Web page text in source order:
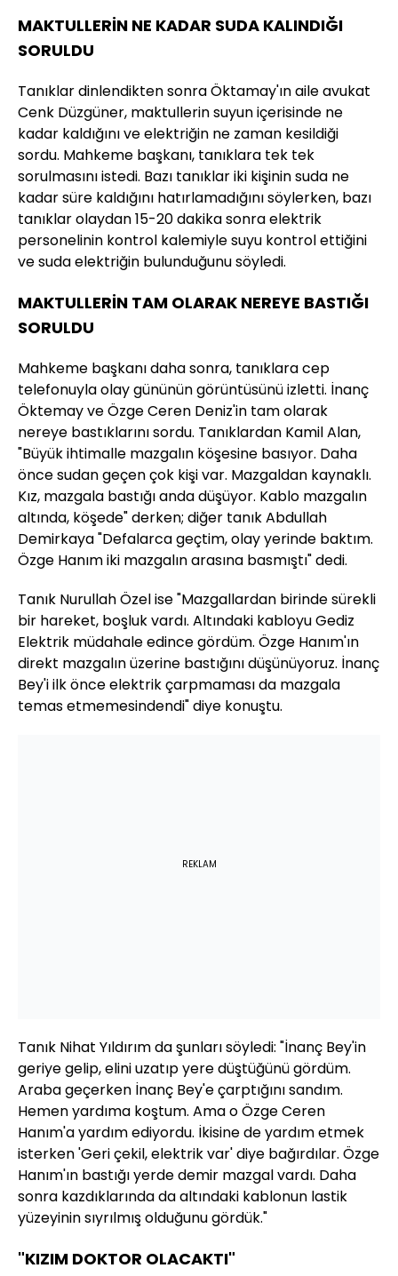
MAKTULLERİN NE KADAR SUDA KALINDIĞI
SORULDU
Tanıklar dinlendikten sonra Öktamay'ın aile avukat
Cenk Düzgüner, maktullerin suyun içerisinde ne
kadar kaldığını ve elektriğin ne zaman kesildiği
sordu. Mahkeme başkanı, tanıklara tek tek
sorulmasını istedi. Bazı tanıklar iki kişinin suda ne
kadar süre kaldığını hatırlamadığını söylerken, bazı
tanıklar olaydan 15-20 dakika sonra elektrik
personelinin kontrol kalemiyle suyu kontrol ettiğini
ve suda elektriğin bulunduğunu söyledi.
MAKTULLERİN TAM OLARAK NEREYE BASTIĞI
SORULDU
Mahkeme başkanı daha sonra, tanıklara cep
telefonuyla olay gününün görüntüsünü izletti. İnanç
Öktemay ve Özge Ceren Deniz'in tam olarak
nereye bastıklarını sordu. Tanıklardan Kamil Alan,
"Büyük ihtimalle mazgalın köşesine basıyor. Daha
önce sudan geçen çok kişi var. Mazgaldan kaynaklı.
Kız, mazgala bastığı anda düşüyor. Kablo mazgalın
altında, köşede" derken; diğer tanık Abdullah
Demirkaya "Defalarca geçtim, olay yerinde baktım.
Özge Hanım iki mazgalın arasına basmıştı" dedi.
Tanık Nurullah Özel ise "Mazgallardan birinde sürekli
bir hareket, boşluk vardı. Altındaki kabloyu Gediz
Elektrik müdahale edince gördüm. Özge Hanım'ın
direkt mazgalın üzerine bastığını düşünüyoruz. İnanç
Bey'i ilk önce elektrik çarpmaması da mazgala
temas etmemesindendi" diye konuştu.
REKLAM
Tanık Nihat Yıldırım da şunları söyledi: "İnanç Bey'in
geriye gelip, elini uzatıp yere düştüğünü gördüm.
Araba geçerken İnanç Bey'e çarptığını sandım.
Hemen yardıma koştum. Ama o Özge Ceren
Hanım'a yardım ediyordu. İkisine de yardım etmek
isterken 'Geri çekil, elektrik var' diye bağırdılar. Özge
Hanım'ın bastığı yerde demir mazgal vardı. Daha
sonra kazdıklarında da altındaki kablonun lastik
yüzeyinin sıyrılmış olduğunu gördük."
"KIZIM DOKTOR OLACAKTI"